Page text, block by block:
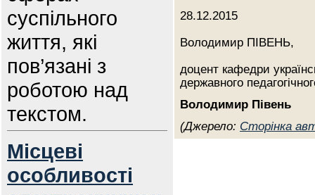
суспільного
життя, які
пов’язані з
роботою над
текстом.
Місцеві
особливості
28.12.2015
Володимир ПІВЕНЬ,
доцент кафедри
державного
Володимир Півень
(Джерело: Сторінка